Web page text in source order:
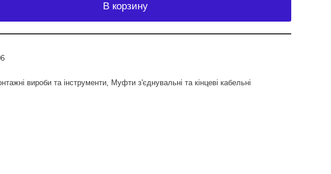
В корзину
вироби та інструменти, Муфти з'єднувальні та кінцеві кабельні